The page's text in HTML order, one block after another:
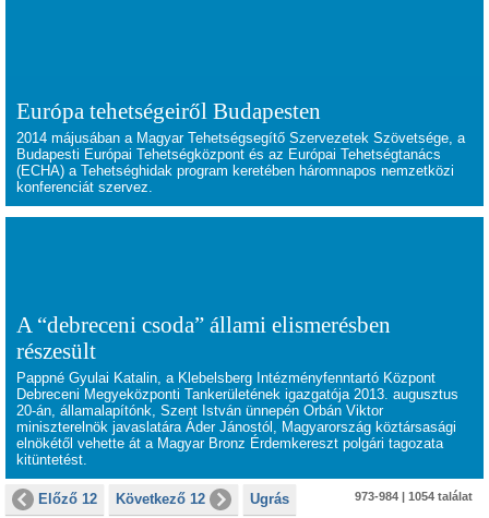
Európa tehetségeiről Budapesten
2014 májusában a Magyar Tehetségsegítő Szervezetek Szövetsége, a
Budapesti Európai Tehetségközpont és az Európai Tehetségtanács
(ECHA) a Tehetséghidak program keretében háromnapos nemzetközi
konferenciát szervez.
A “debreceni csoda” állami elismerésben
részesült
Pappné Gyulai Katalin, a Klebelsberg Intézményfenntartó Központ
Debreceni Megyeközponti Tankerületének igazgatója 2013. augusztus
20-án, államalapítónk, Szent István ünnepén Orbán Viktor
miniszterelnök javaslatára Áder Jánostól, Magyarország köztársasági
elnökétől vehette át a Magyar Bronz Érdemkereszt polgári tagozata
kitüntetést.
Előző 12 Következő 12 Ugrás 973-984 | 1054 találat